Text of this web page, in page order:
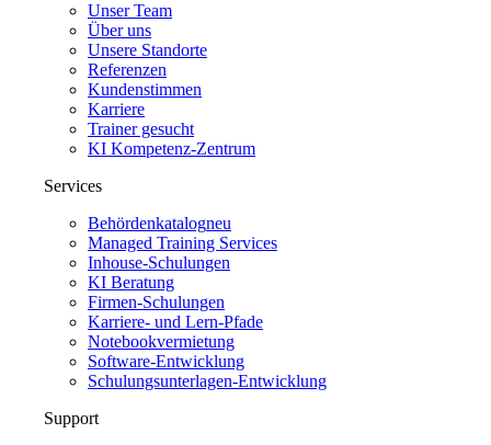
Unser Team
Über uns
Unsere Standorte
Referenzen
Kundenstimmen
Karriere
Trainer gesucht
KI Kompetenz-Zentrum
Services
Behördenkatalogneu
Managed Training Services
Inhouse-Schulungen
KI Beratung
Firmen-Schulungen
Karriere- und Lern-Pfade
Notebookvermietung
Software-Entwicklung
Schulungsunterlagen-Entwicklung
Support